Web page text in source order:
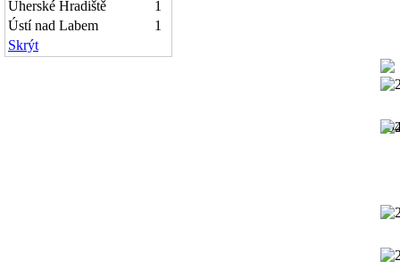
Uherské Hradiště
1
Ústí nad Labem
1
Skrýt